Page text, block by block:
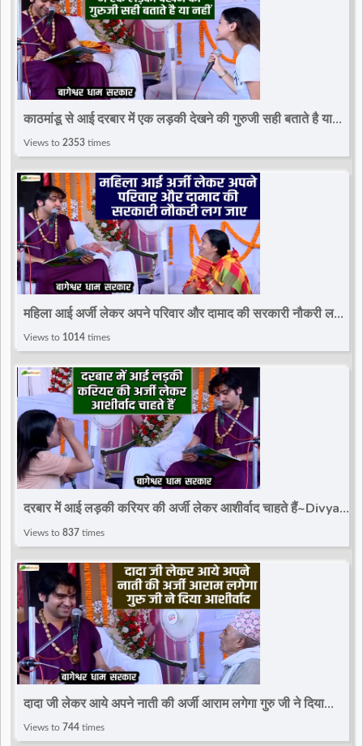
काठमांडू से आई दरबार में एक लड़की देखने की गुरुजी सही बताते है या
नहीं~Divya Darbar~Bageshwar Dham
Views to 2353 times
महिला आई अर्जी लेकर अपने परिवार और दामाद की सरकारी नौकरी लग
जाए~Divya Darbar~Bageshwar Dham Sarkar
Views to 1014 times
दरबार में आई लड़की करियर की अर्जी लेकर आशीर्वाद चाहते हैं~Divya
Darbar~Bageshwar Dham Sarkar
Views to 837 times
दादा जी लेकर आये अपने नाती की अर्जी आराम लगेगा गुरु जी ने दिया
आशीर्वाद~Divya Darbar~Bageshwar Dham
Views to 744 times